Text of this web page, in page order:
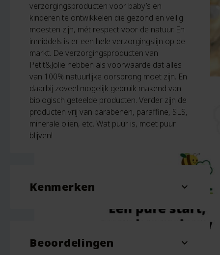
verzorgingsproducten voor baby’s en
kinderen te ontwikkelen die gezond en veilig
moesten zijn, mét respect voor de natuur. En
inmiddels is er een hele verzorgingslijn op de
markt. De verzorgingsproducten van
Petit&Jolie hebben als voorwaarde dat alles
van 100% natuurlijke oorsprong moet zijn. En
daarbij zoveel mogelijk gebruik makend van
biologisch geteelde producten. Verder zijn de
producten vrij van parabenen, paraffine, SLS,
minerale oliën, etc. Wat puur is, moet puur
blijven!
Kenmerken expand_more
100 ml
Beoordelingen expand_more